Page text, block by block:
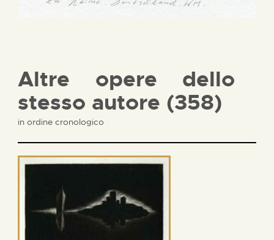
Altre opere dello
stesso autore (358)
in ordine cronologico